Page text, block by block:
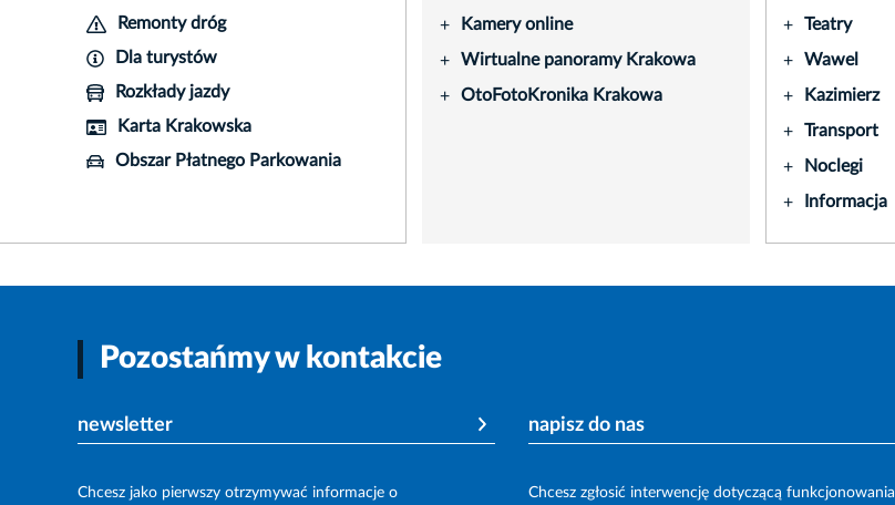
Remonty dróg
Dla turystów
Rozkłady jazdy
Karta Krakowska
Obszar Płatnego Parkowania
+ Kamery online
+ Wirtualne panoramy Krakowa
+ OtoFotoKronika Krakowa
+ Teatry
+ Wawel
+ Kazimierz
+ Transport
+ Noclegi
+ Informacja
Pozostańmy w kontakcie
newsletter
Chcesz jako pierwszy otrzymywać informacje o
napisz do nas
Chcesz zgłosić interwencję dotyczącą funkcjonowania